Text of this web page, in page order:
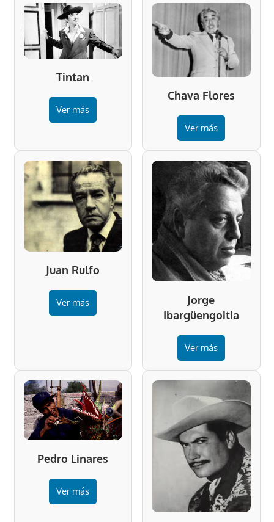
Tintan
Ver más
Chava Flores
Ver más
Juan Rulfo
Ver más
Jorge
Ibargüengoitia
Ver más
Pedro Linares
Ver más